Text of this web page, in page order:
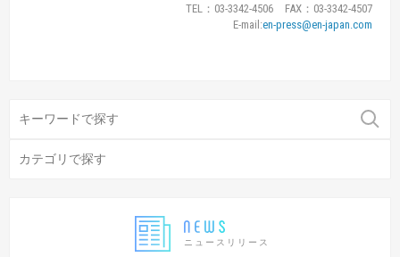
ニュースリリース
TEL：03-3342-4506 FAX：03-3342-4507
E-mail:en-press@en-japan.com